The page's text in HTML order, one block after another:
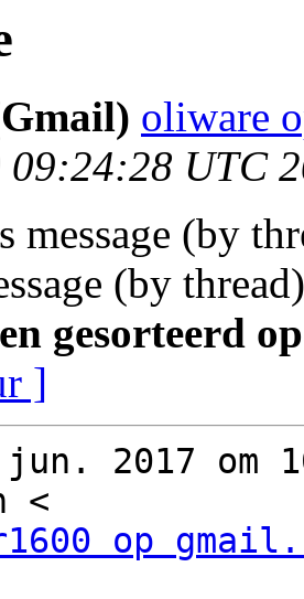
oliware
09:24:28 UTC
message (by
(by
gesorteerd
]
jun. 2017 om
op